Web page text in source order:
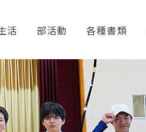
活 部活動 各種書類